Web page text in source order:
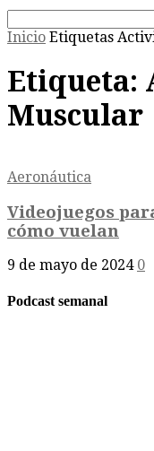
Inicio Etiquetas
Etiqueta:
Muscular
Aeronáutica
Videojuegos
cómo vuelan
9 de mayo de 2024 0
Podcast semanal